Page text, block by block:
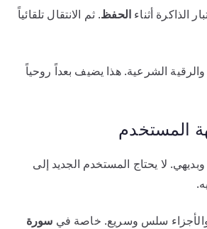
الذاكرة أثناء الحفظ. ثم الانتقال تلقائياً
والرقية الشرعية. هذا يضيف بعداً روحياً
المستخدم
لا يحتاج المستخدم الجديد إلى
سلس وسريع. خاصة في سورة